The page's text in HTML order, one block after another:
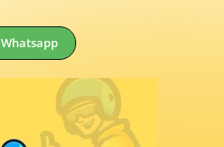
Whatsapp